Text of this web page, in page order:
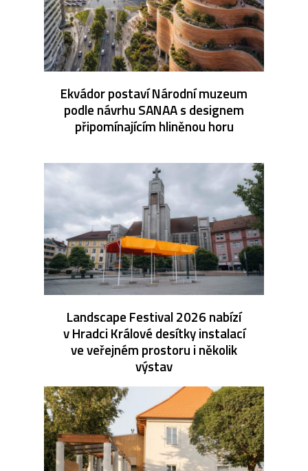
Ekvádor postaví Národní muzeum
podle návrhu SANAA s designem
připomínajícím hliněnou horu
Landscape Festival 2026 nabízí
v Hradci Králové desítky instalací
ve veřejném prostoru i několik
výstav